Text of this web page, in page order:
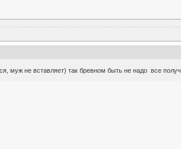
муж не вставляет) так бревном быть не надо все